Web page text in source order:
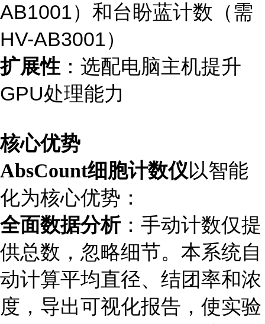
AB1001）和台盼蓝计数（需
HV-AB3001）
扩展性 ：选配电脑主机提升
GPU处理能力
核心优势
AbsCount细胞计数仪以智能
化为核心优势：
全面数据分析：手动计数仅提
供总数，忽略细节。本系统自
动计算平均直径、结团率和浓
度，导出可视化报告，使实验